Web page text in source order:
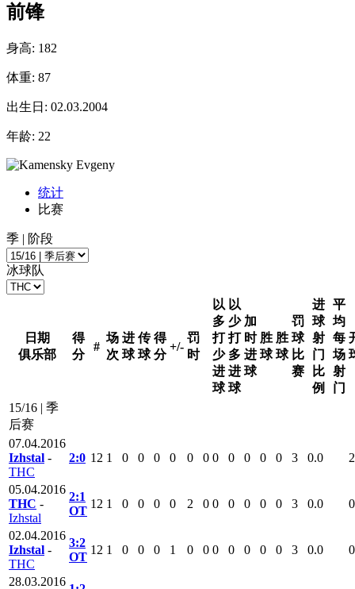
前锋
身高: 182
体重: 87
出生日: 02.03.2004
年龄: 22
统计
比赛
季 | 阶段
冰球队
日期
俱乐部
得
分
#
场
次
进
球
传
球
得
分
+/-
罚
时
以
多
打
少
进
球
以
少
打
多
进
球
加
时
进
球
胜
球
胜
球
罚
球
比
赛
进
球
射
门
比
例
平
均
每
场
射
门
15/16 | 季
后赛
07.04.2016
Izhstal -
THC
2:0 12 1 0 0 0 0 0 0 0 0 0 0 0 3 0.0 2
05.04.2016
THC -
Izhstal
2:1
ОТ
12 1 0 0 0 0 2 0 0 0 0 0 0 3 0.0 0
02.04.2016
Izhstal -
THC
3:2
ОТ
12 1 0 0 0 1 0 0 0 0 0 0 0 3 0.0 0
28.03.2016